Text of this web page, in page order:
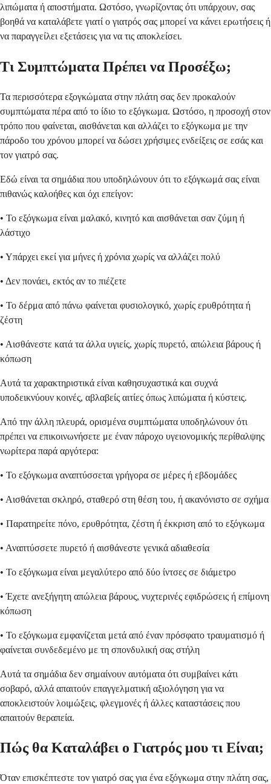
λιπώματα ή αποστήματα. Ωστόσο, γνωρίζοντας ότι υπάρχουν, σας
βοηθά να καταλάβετε γιατί ο γιατρός σας μπορεί να κάνει ερωτήσεις ή
να παραγγείλει εξετάσεις για να τις αποκλείσει.
Τι Συμπτώματα Πρέπει να Προσέξω;
Τα περισσότερα εξογκώματα στην πλάτη σας δεν προκαλούν
συμπτώματα πέρα από το ίδιο το εξόγκωμα. Ωστόσο, η προσοχή στον
τρόπο που φαίνεται, αισθάνεται και αλλάζει το εξόγκωμα με την
πάροδο του χρόνου μπορεί να δώσει χρήσιμες ενδείξεις σε εσάς και
τον γιατρό σας.
Εδώ είναι τα σημάδια που υποδηλώνουν ότι το εξόγκωμά σας είναι
πιθανώς καλοήθες και όχι επείγον:
• Το εξόγκωμα είναι μαλακό, κινητό και αισθάνεται σαν ζύμη ή
λάστιχο
• Υπάρχει εκεί για μήνες ή χρόνια χωρίς να αλλάζει πολύ
• Δεν πονάει, εκτός αν το πιέζετε
• Το δέρμα από πάνω φαίνεται φυσιολογικό, χωρίς ερυθρότητα ή
ζέστη
• Αισθάνεστε κατά τα άλλα υγιείς, χωρίς πυρετό, απώλεια βάρους ή
κόπωση
Αυτά τα χαρακτηριστικά είναι καθησυχαστικά και συχνά
υποδεικνύουν κοινές, αβλαβείς αιτίες όπως λιπώματα ή κύστεις.
Από την άλλη πλευρά, ορισμένα συμπτώματα υποδηλώνουν ότι
πρέπει να επικοινωνήσετε με έναν πάροχο υγειονομικής περίθαλψης
νωρίτερα παρά αργότερα:
• Το εξόγκωμα αναπτύσσεται γρήγορα σε μέρες ή εβδομάδες
• Αισθάνεται σκληρό, σταθερό στη θέση του, ή ακανόνιστο σε σχήμα
• Παρατηρείτε πόνο, ερυθρότητα, ζέστη ή έκκριση από το εξόγκωμα
• Αναπτύσσετε πυρετό ή αισθάνεστε γενικά αδιαθεσία
• Το εξόγκωμα είναι μεγαλύτερο από δύο ίντσες σε διάμετρο
• Έχετε ανεξήγητη απώλεια βάρους, νυχτερινές εφιδρώσεις ή επίμονη
κόπωση
• Το εξόγκωμα εμφανίζεται μετά από έναν πρόσφατο τραυματισμό ή
φαίνεται συνδεδεμένο με τη σπονδυλική σας στήλη
Αυτά τα σημάδια δεν σημαίνουν αυτόματα ότι συμβαίνει κάτι
σοβαρό, αλλά απαιτούν επαγγελματική αξιολόγηση για να
αποκλειστούν λοιμώξεις, φλεγμονές ή άλλες καταστάσεις που
απαιτούν θεραπεία.
Πώς θα Καταλάβει ο Γιατρός μου τι Είναι;
Όταν επισκέπτεστε τον γιατρό σας για ένα εξόγκωμα στην πλάτη σας,